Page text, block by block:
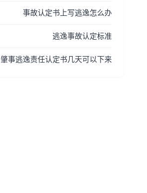
事故认定书上写逃逸怎么办
逃逸事故认定标准
肇事逃逸责任认定书几天可以下来